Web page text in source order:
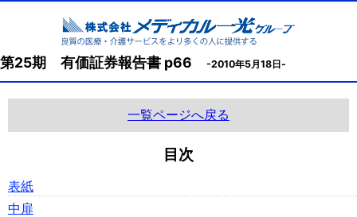
第25期 有価証券報告書 p66 -2010年5月18日-
一覧ページへ戻る
目次
表紙
中扉